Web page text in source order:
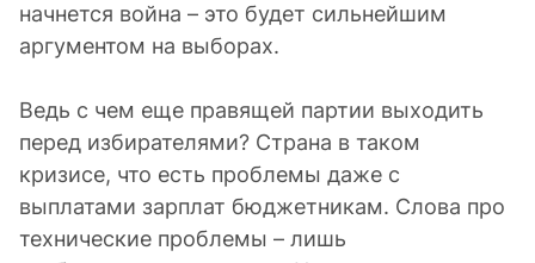
начнется война – это будет сильнейшим
аргументом на выборах.
Ведь с чем еще правящей партии выходить
перед избирателями? Страна в таком
кризисе, что есть проблемы даже с
выплатами зарплат бюджетникам. Слова про
технические проблемы – лишь